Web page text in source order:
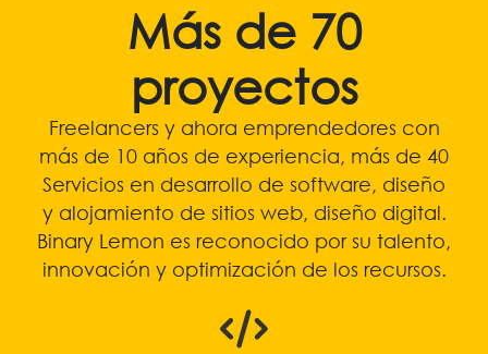
Más de 70
proyectos
Freelancers y ahora emprendedores con
más de 10 años de experiencia, más de 40
Servicios en desarrollo de software, diseño
y alojamiento de sitios web, diseño digital.
Binary Lemon es reconocido por su talento,
innovación y optimización de los recursos.